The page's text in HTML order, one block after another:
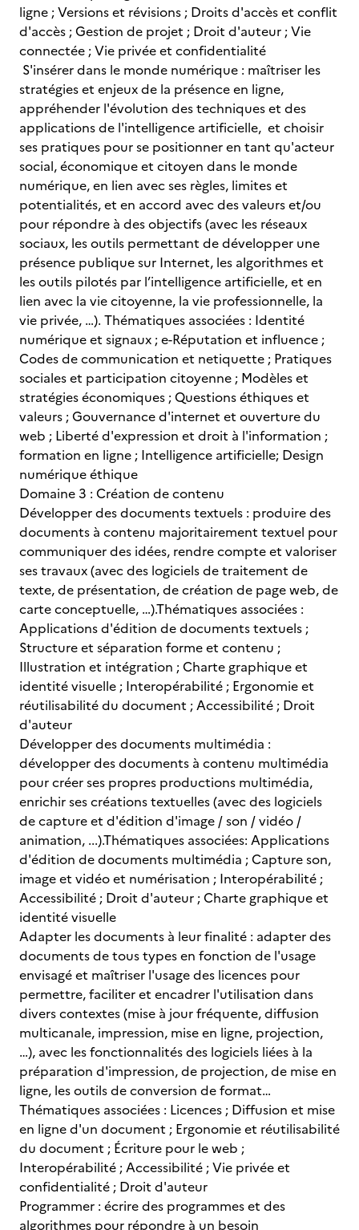
ligne ; Versions et révisions ; Droits d'accès et conflit
d'accès ; Gestion de projet ; Droit d'auteur ; Vie
connectée ; Vie privée et confidentialité
S'insérer dans le monde numérique : maîtriser les
stratégies et enjeux de la présence en ligne,
appréhender l'évolution des techniques et des
applications de l'intelligence artificielle, et choisir
ses pratiques pour se positionner en tant qu'acteur
social, économique et citoyen dans le monde
numérique, en lien avec ses règles, limites et
potentialités, et en accord avec des valeurs et/ou
pour répondre à des objectifs (avec les réseaux
sociaux, les outils permettant de développer une
présence publique sur Internet, les algorithmes et
les outils pilotés par l’intelligence artificielle, et en
lien avec la vie citoyenne, la vie professionnelle, la
vie privée, …). Thématiques associées : Identité
numérique et signaux ; e-Réputation et influence ;
Codes de communication et netiquette ; Pratiques
sociales et participation citoyenne ; Modèles et
stratégies économiques ; Questions éthiques et
valeurs ; Gouvernance d'internet et ouverture du
web ; Liberté d'expression et droit à l'information ;
formation en ligne ; Intelligence artificielle; Design
numérique éthique
Domaine 3 : Création de contenu
Développer des documents textuels : produire des
documents à contenu majoritairement textuel pour
communiquer des idées, rendre compte et valoriser
ses travaux (avec des logiciels de traitement de
texte, de présentation, de création de page web, de
carte conceptuelle, …).Thématiques associées :
Applications d'édition de documents textuels ;
Structure et séparation forme et contenu ;
Illustration et intégration ; Charte graphique et
identité visuelle ; Interopérabilité ; Ergonomie et
réutilisabilité du document ; Accessibilité ; Droit
d'auteur
Développer des documents multimédia :
développer des documents à contenu multimédia
pour créer ses propres productions multimédia,
enrichir ses créations textuelles (avec des logiciels
de capture et d'édition d'image / son / vidéo /
animation, ...).Thématiques associées: Applications
d'édition de documents multimédia ; Capture son,
image et vidéo et numérisation ; Interopérabilité ;
Accessibilité ; Droit d'auteur ; Charte graphique et
identité visuelle
Adapter les documents à leur finalité : adapter des
documents de tous types en fonction de l'usage
envisagé et maîtriser l'usage des licences pour
permettre, faciliter et encadrer l'utilisation dans
divers contextes (mise à jour fréquente, diffusion
multicanale, impression, mise en ligne, projection,
…), avec les fonctionnalités des logiciels liées à la
préparation d'impression, de projection, de mise en
ligne, les outils de conversion de format…
Thématiques associées : Licences ; Diffusion et mise
en ligne d'un document ; Ergonomie et réutilisabilité
du document ; Écriture pour le web ;
Interopérabilité ; Accessibilité ; Vie privée et
confidentialité ; Droit d'auteur
Programmer : écrire des programmes et des
algorithmes pour répondre à un besoin